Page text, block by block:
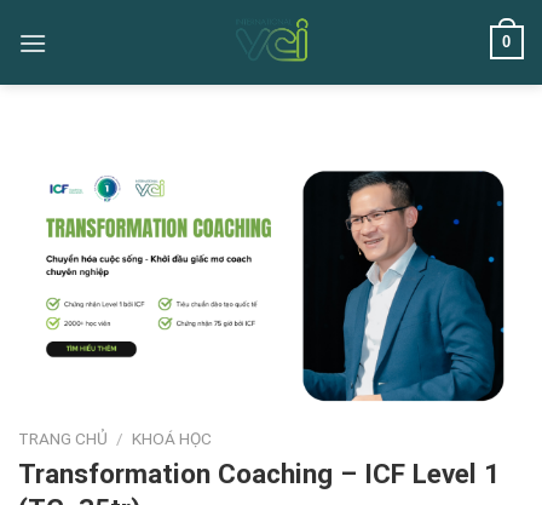
0
TRANG CHỦ / KHOÁ HỌC
Transformation Coaching – ICF Level 1